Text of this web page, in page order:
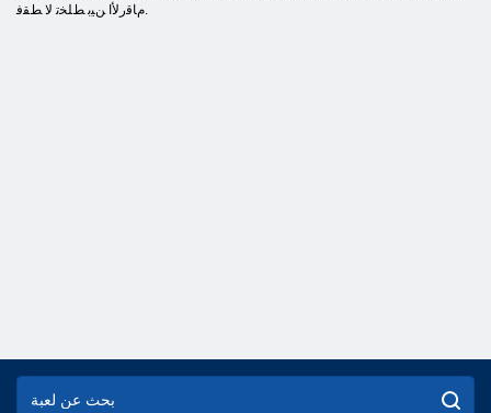
.ﻡﺎﻗﺭﻷ ﺍ ﻦﻴﺑ ﻂﻠﺨﺗ ﻻ ﻂﻘﻓ